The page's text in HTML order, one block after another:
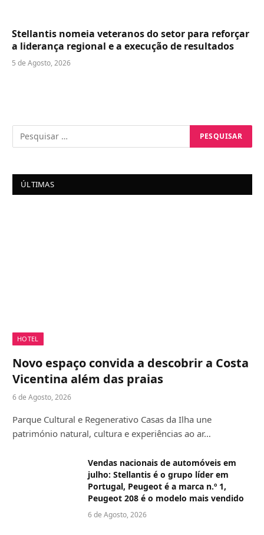
Stellantis nomeia veteranos do setor para reforçar
a liderança regional e a execução de resultados
5 de Agosto, 2026
ÚLTIMAS
HOTEL
Novo espaço convida a descobrir a Costa
Vicentina além das praias
6 de Agosto, 2026
Parque Cultural e Regenerativo Casas da Ilha une
património natural, cultura e experiências ao ar…
Vendas nacionais de automóveis em
julho: Stellantis é o grupo líder em
Portugal, Peugeot é a marca n.º 1,
Peugeot 208 é o modelo mais vendido
6 de Agosto, 2026